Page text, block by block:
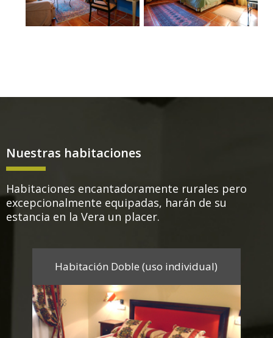
Nuestras habitaciones
Habitaciones encantadoramente rurales pero
excepcionalmente equipadas, harán de su
estancia en la Vera un placer.
Habitación Doble (uso individual)